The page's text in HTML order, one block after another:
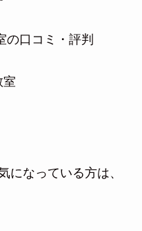
の口コミ・評判
室
になっている方は、